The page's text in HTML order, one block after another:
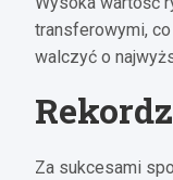
transferowymi,
walczyć o
Za sukcesami